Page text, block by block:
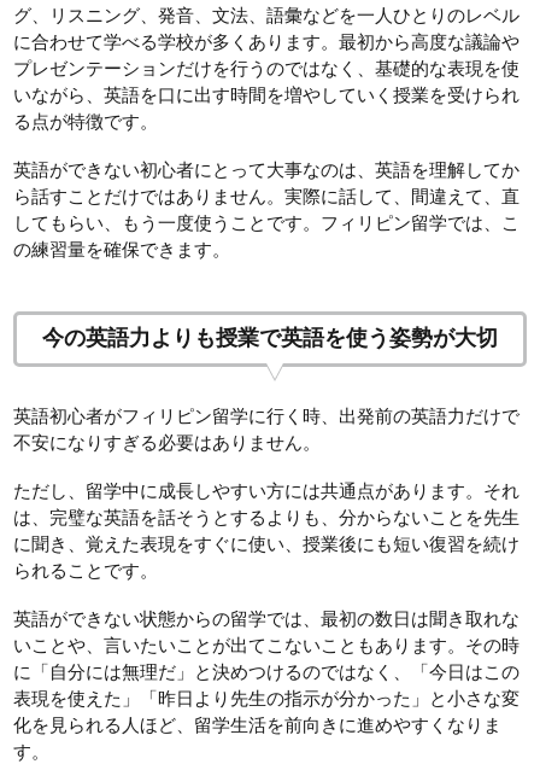
グ、リスニング、発音、文法、語彙などを一人ひとりのレベル
に合わせて学べる学校が多くあります。最初から高度な議論や
プレゼンテーションだけを行うのではなく、基礎的な表現を使
いながら、英語を口に出す時間を増やしていく授業を受けられ
る点が特徴です。
英語ができない初心者にとって大事なのは、英語を理解してか
ら話すことだけではありません。実際に話して、間違えて、直
してもらい、もう一度使うことです。フィリピン留学では、こ
の練習量を確保できます。
今の英語力よりも授業で英語を使う姿勢が大切
英語初心者がフィリピン留学に行く時、出発前の英語力だけで
不安になりすぎる必要はありません。
ただし、留学中に成長しやすい方には共通点があります。それ
は、完璧な英語を話そうとするよりも、分からないことを先生
に聞き、覚えた表現をすぐに使い、授業後にも短い復習を続け
られることです。
英語ができない状態からの留学では、最初の数日は聞き取れな
いことや、言いたいことが出てこないこともあります。その時
に「自分には無理だ」と決めつけるのではなく、「今日はこの
表現を使えた」「昨日より先生の指示が分かった」と小さな変
化を見られる人ほど、留学生活を前向きに進めやすくなりま
す。